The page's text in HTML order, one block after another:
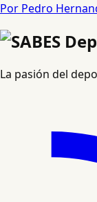
Por Pedro
La pasión del